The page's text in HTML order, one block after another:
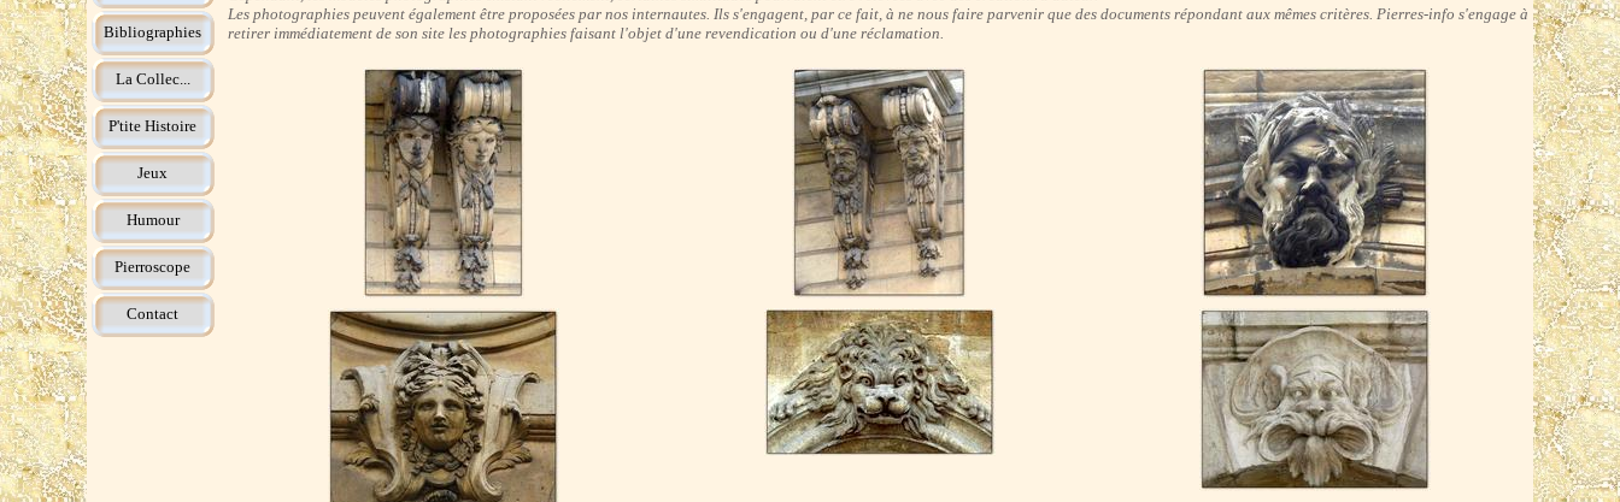
Bibliographies
La Collec...
P'tite Histoire
Jeux
Humour
Pierroscope
Contact
Les photographies peuvent également être proposées par nos internautes. Ils s'engagent, par ce fait, à ne nous faire parvenir que des documents répondant aux mêmes critères. Pierres-info s'engage à
retirer immédiatement de son site les photographies faisant l'objet d'une revendication ou d'une réclamation.